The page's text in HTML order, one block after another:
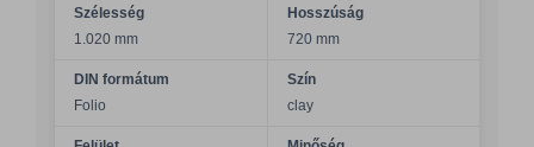
Szélesség
1.020 mm
Hosszúság
720 mm
DIN formátum
Folio
Szín
clay